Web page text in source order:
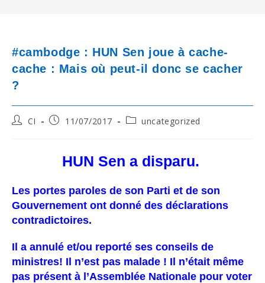
#cambodge : HUN Sen joue à cache-
cache : Mais où peut-il donc se cacher
?
PostCI
Post11/07/2017
Postuncategorized
HUN Sen a disparu.
Les portes paroles de son Parti et de son
Gouvernement ont donné des déclarations
contradictoires.
Il a annulé et/ou reporté ses conseils de
ministres! Il n’est pas malade ! Il n’était même
pas présent à l’Assemblée Nationale pour voter